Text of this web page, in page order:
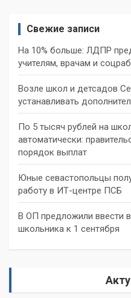
Свежие записи
На 10% больше: ЛДПР
учителям, врачам и
Возле школ и детсадов
устанавливать
По 5 тысяч рублей на
автоматически:
порядок выплат
Юные севастопольцы
работу в ИТ-центре ПСБ
В ОП предложили ввести
школьника к 1 сентября